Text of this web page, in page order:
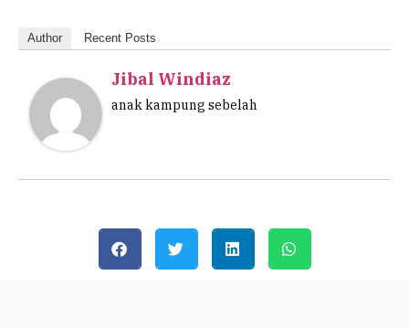
Author Recent Posts
Jibal Windiaz
anak kampung sebelah